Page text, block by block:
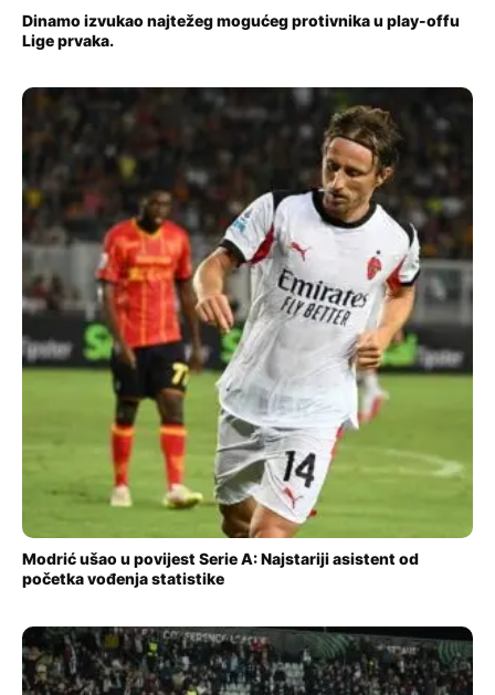
Dinamo izvukao najtežeg mogućeg protivnika u play-offu
Lige prvaka.
Modrić ušao u povijest Serie A: Najstariji asistent od
početka vođenja statistike